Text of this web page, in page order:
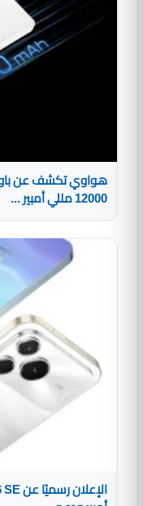
12000 مللي أمبير ...